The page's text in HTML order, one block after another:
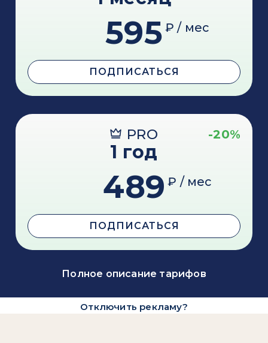
595 ₽ / мес
ПОДПИСАТЬСЯ
PRO -20%
1 год
489 ₽ / мес
ПОДПИСАТЬСЯ
Полное описание тарифов
Отключить рекламу?